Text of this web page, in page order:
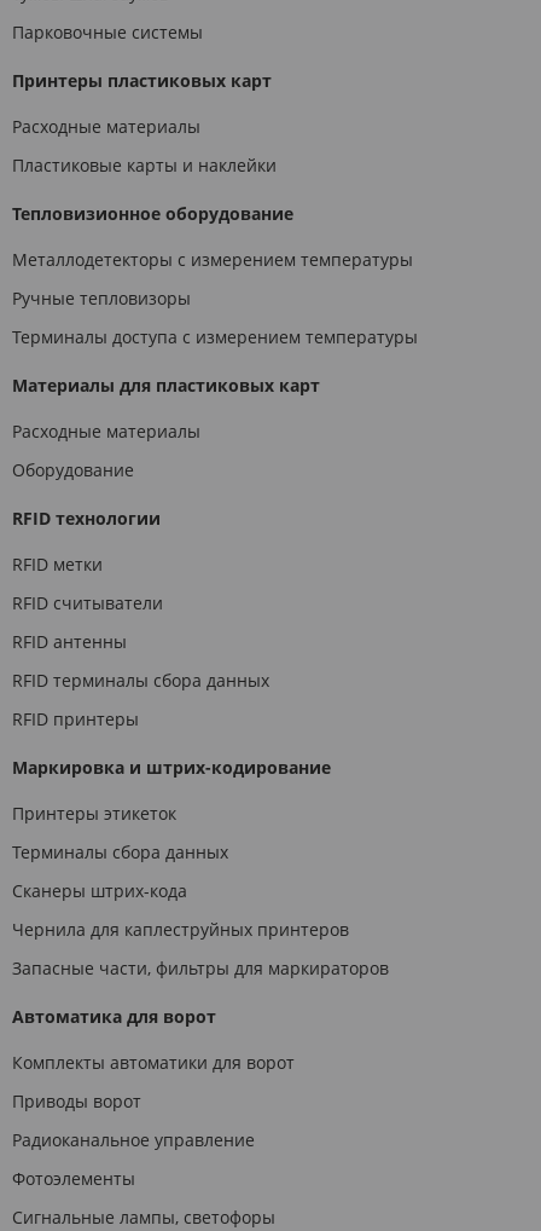
Парковочные системы
Принтеры пластиковых карт
Расходные материалы
Пластиковые карты и наклейки
Тепловизионное оборудование
Металлодетекторы с измерением температуры
Ручные тепловизоры
Терминалы доступа с измерением температуры
Материалы для пластиковых карт
Расходные материалы
Оборудование
RFID технологии
RFID метки
RFID считыватели
RFID антенны
RFID терминалы сбора данных
RFID принтеры
Маркировка и штрих-кодирование
Принтеры этикеток
Терминалы сбора данных
Сканеры штрих-кода
Чернила для каплеструйных принтеров
Запасные части, фильтры для маркираторов
Автоматика для ворот
Комплекты автоматики для ворот
Приводы ворот
Радиоканальное управление
Фотоэлементы
Сигнальные лампы, светофоры